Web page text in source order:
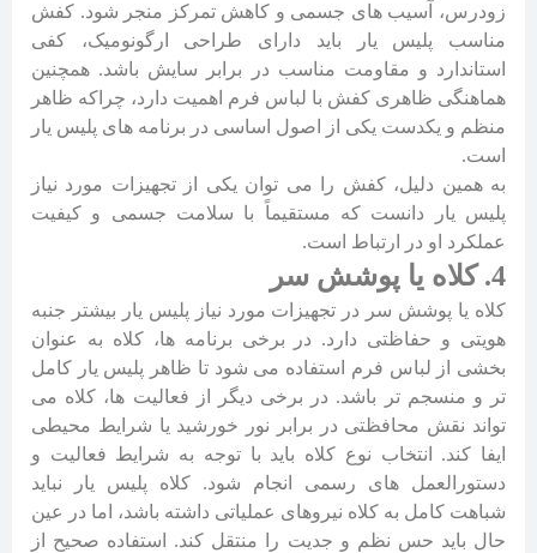
زودرس، آسیب های جسمی و کاهش تمرکز منجر شود. کفش
مناسب پلیس یار باید دارای طراحی ارگونومیک، کفی
استاندارد و مقاومت مناسب در برابر سایش باشد. همچنین
هماهنگی ظاهری کفش با لباس فرم اهمیت دارد، چراکه ظاهر
منظم و یکدست یکی از اصول اساسی در برنامه های پلیس یار
است.
به همین دلیل، کفش را می توان یکی از تجهیزات مورد نیاز
پلیس یار دانست که مستقیماً با سلامت جسمی و کیفیت
عملکرد او در ارتباط است.
4. کلاه یا پوشش سر
کلاه یا پوشش سر در تجهیزات مورد نیاز پلیس یار بیشتر جنبه
هویتی و حفاظتی دارد. در برخی برنامه ها، کلاه به عنوان
بخشی از لباس فرم استفاده می شود تا ظاهر پلیس یار کامل
تر و منسجم تر باشد. در برخی دیگر از فعالیت ها، کلاه می
تواند نقش محافظتی در برابر نور خورشید یا شرایط محیطی
ایفا کند. انتخاب نوع کلاه باید با توجه به شرایط فعالیت و
دستورالعمل های رسمی انجام شود. کلاه پلیس یار نباید
شباهت کامل به کلاه نیروهای عملیاتی داشته باشد، اما در عین
حال باید حس نظم و جدیت را منتقل کند. استفاده صحیح از